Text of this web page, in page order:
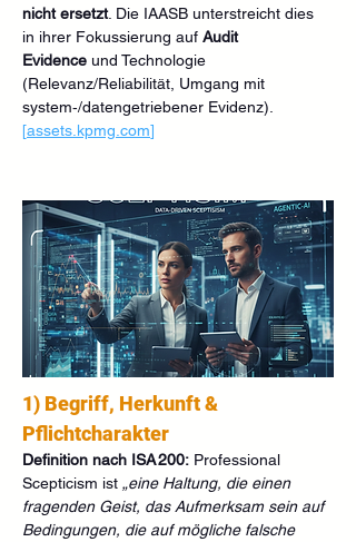
nicht ersetzt. Die IAASB unterstreicht dies
in ihrer Fokussierung auf Audit
Evidence und Technologie
(Relevanz/Reliabilität, Umgang mit
system‑/datengetriebener Evidenz).
[assets.kpmg.com]
1) Begriff, Herkunft &
Pflichtcharakter
Definition nach ISA 200: Professional
Scepticism ist „eine Haltung, die einen
fragenden Geist, das Aufmerksam sein auf
Bedingungen, die auf mögliche falsche